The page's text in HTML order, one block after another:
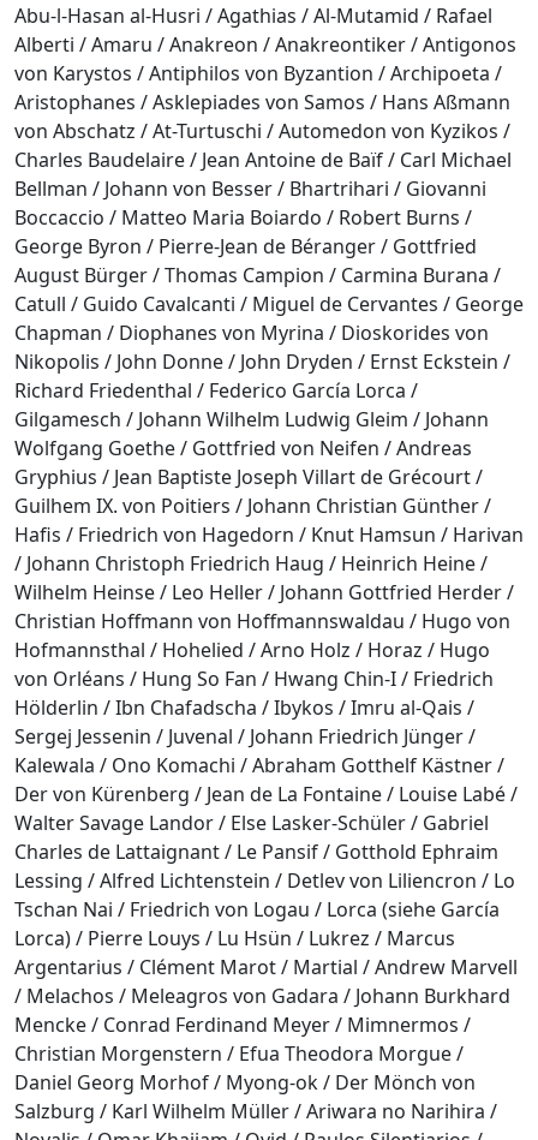
Abu-l-Hasan al-Husri / Agathias / Al-Mutamid / Rafael
Alberti / Amaru / Anakreon / Anakreontiker / Antigonos
von Karystos / Antiphilos von Byzantion / Archipoeta /
Aristophanes / Asklepiades von Samos / Hans Aßmann
von Abschatz / At-Turtuschi / Automedon von Kyzikos /
Charles Baudelaire / Jean Antoine de Baïf / Carl Michael
Bellman / Johann von Besser / Bhartrihari / Giovanni
Boccaccio / Matteo Maria Boiardo / Robert Burns /
George Byron / Pierre-Jean de Béranger / Gottfried
August Bürger / Thomas Campion / Carmina Burana /
Catull / Guido Cavalcanti / Miguel de Cervantes / George
Chapman / Diophanes von Myrina / Dioskorides von
Nikopolis / John Donne / John Dryden / Ernst Eckstein /
Richard Friedenthal / Federico García Lorca /
Gilgamesch / Johann Wilhelm Ludwig Gleim / Johann
Wolfgang Goethe / Gottfried von Neifen / Andreas
Gryphius / Jean Baptiste Joseph Villart de Grécourt /
Guilhem IX. von Poitiers / Johann Christian Günther /
Hafis / Friedrich von Hagedorn / Knut Hamsun / Harivan
/ Johann Christoph Friedrich Haug / Heinrich Heine /
Wilhelm Heinse / Leo Heller / Johann Gottfried Herder /
Christian Hoffmann von Hoffmannswaldau / Hugo von
Hofmannsthal / Hohelied / Arno Holz / Horaz / Hugo
von Orléans / Hung So Fan / Hwang Chin-I / Friedrich
Hölderlin / Ibn Chafadscha / Ibykos / Imru al-Qais /
Sergej Jessenin / Juvenal / Johann Friedrich Jünger /
Kalewala / Ono Komachi / Abraham Gotthelf Kästner /
Der von Kürenberg / Jean de La Fontaine / Louise Labé /
Walter Savage Landor / Else Lasker-Schüler / Gabriel
Charles de Lattaignant / Le Pansif / Gotthold Ephraim
Lessing / Alfred Lichtenstein / Detlev von Liliencron / Lo
Tschan Nai / Friedrich von Logau / Lorca (siehe García
Lorca) / Pierre Louys / Lu Hsün / Lukrez / Marcus
Argentarius / Clément Marot / Martial / Andrew Marvell
/ Melachos / Meleagros von Gadara / Johann Burkhard
Mencke / Conrad Ferdinand Meyer / Mimnermos /
Christian Morgenstern / Efua Theodora Morgue /
Daniel Georg Morhof / Myong-ok / Der Mönch von
Salzburg / Karl Wilhelm Müller / Ariwara no Narihira /